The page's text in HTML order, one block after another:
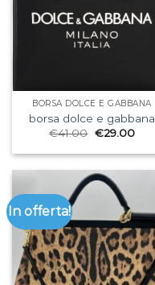
BORSA DOLCE E GABBANA
borsa dolce e gabbana
€41.00 €29.00
In offerta!